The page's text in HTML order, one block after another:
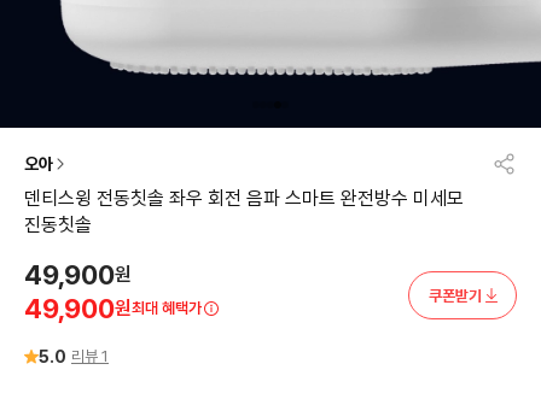
오아
덴티스윙 전동칫솔 좌우 회전 음파 스마트 완전방수 미세모
진동칫솔
49,900원
49,900원최대 혜택가
쿠폰받기
5.0 리뷰 1